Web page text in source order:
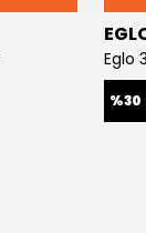
Eglo
%30